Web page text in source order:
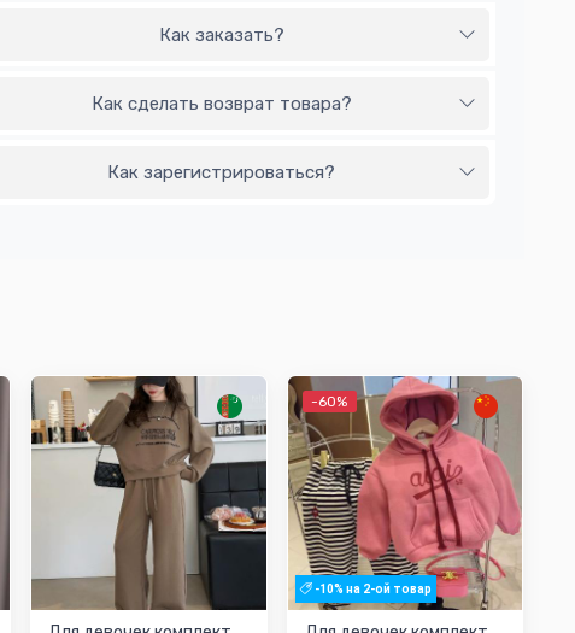
Как заказать?
Как сделать возврат товара?
Как зарегистрироваться?
-60%
-10% на 2-ой товар